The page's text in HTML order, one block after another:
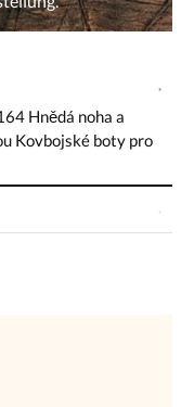
Hnědá noha a
Kovbojské boty pro